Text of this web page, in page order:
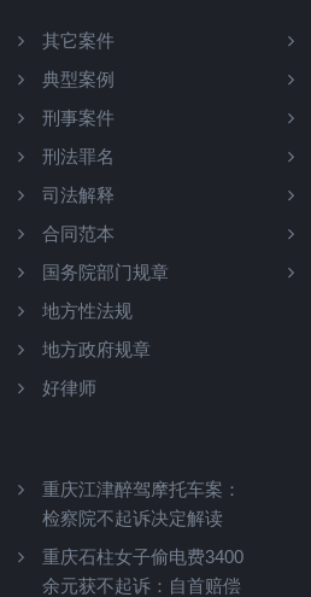
其它案件
典型案例
刑事案件
刑法罪名
司法解释
合同范本
国务院部门规章
地方性法规
地方政府规章
好律师
重庆江津醉驾摩托车案：
检察院不起诉决定解读
重庆石柱女子偷电费3400
余元获不起诉：自首赔偿